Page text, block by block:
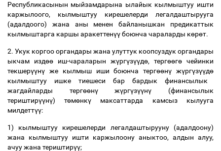
Республикасынын мыйзамдарына ылайык кылмыштуу ишти
каржылоого, кылмыштуу кирешелерди легалдаштырууга
(адалдоого) жана аны менен байланышкан предикаттык
кылмыштарга каршы аракеттенүүбоюнча чараларды көрөт.
2. Укук коргоо органдары жана улуттук коопсуздук органдары
ыкчам издөө иш-чараларын жүргүзүүдө, тергөөгө чейинки
текшерүүнү же кылмыш иши боюнча тергөөнү жүргүзүүдө
кылмыштуу ишке тиешеси бар бардык финансылык
жагдайларды тергөөнүжүргүзүүнү (финансылык
териштирүүнү) төмөнкү максаттарда камсыз кылууга
милдеттүү:
1) кылмыштуу кирешелерди легалдаштырууну (адалдоону)
жана кылмыштуу ишти каржылоону аныктоо, алдын алуу,
ачуу жана териштирүү;